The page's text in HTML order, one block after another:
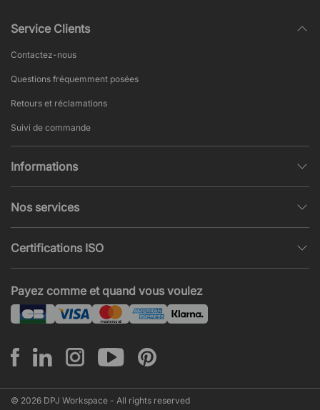
Service Clients
Contactez-nous
Questions fréquemment posées
Retours et réclamations
Suivi de commande
Informations
Pages populaires
Nos services
Montage
Payez comme et quand vous voulez
Certifications ISO
ISO 14001
ISO 45001
© 2026 DPJ Workspace - All rights reserved